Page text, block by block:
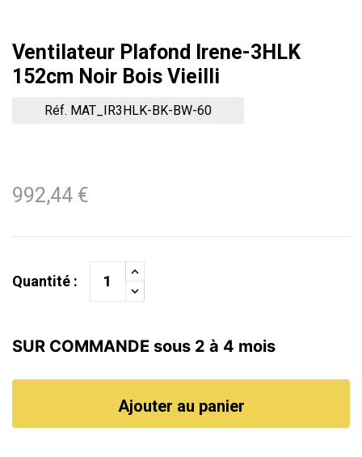
Ventilateur Plafond Irene-3HLK
152cm Noir Bois Vieilli
Réf. MAT_IR3HLK-BK-BW-60
992,44 €
Quantité :
SUR COMMANDE sous 2 à 4 mois
Ajouter au panier